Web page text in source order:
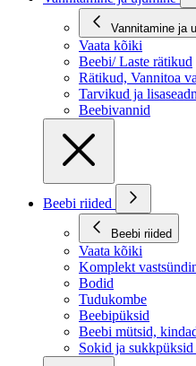
Vannitamine ja
Vaata kõiki
Beebi/ Laste rätikud
Rätikud, Vannitoa
Tarvikud ja
Beebivannid
Beebi riided
Beebi riided
Vaata kõiki
Komplekt
Bodid
Tudukombe
Beebipüksid
Beebi mütsid,
Sokid ja sukkpüksid